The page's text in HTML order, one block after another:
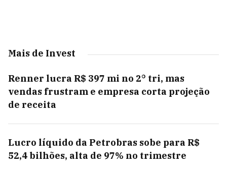
Mais de Invest
Renner lucra R$ 397 mi no 2° tri, mas
vendas frustram e empresa corta projeção
de receita
Lucro líquido da Petrobras sobe para R$
52,4 bilhões, alta de 97% no trimestre